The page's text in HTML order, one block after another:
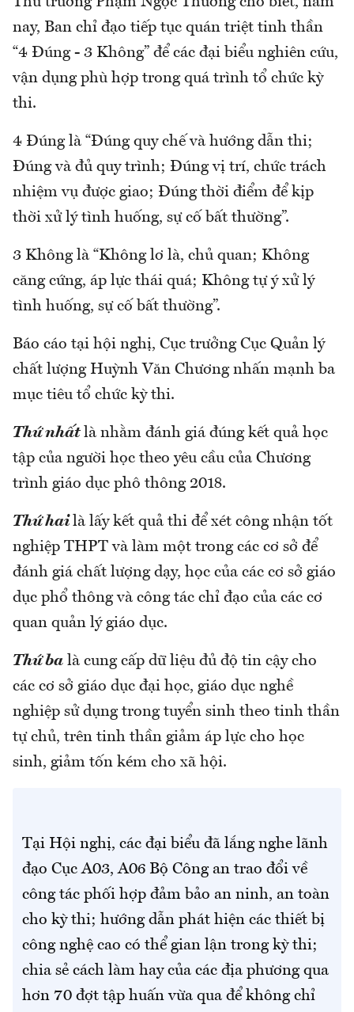
nay, Ban chỉ đạo tiếp tục quán triệt tinh thần
“4 Đúng - 3 Không” để các đại biểu nghiên cứu,
vận dụng phù hợp trong quá trình tổ chức kỳ
thi.
4 Đúng là “Đúng quy chế và hướng dẫn thi;
Đúng và đủ quy trình; Đúng vị trí, chức trách
nhiệm vụ được giao; Đúng thời điểm để kịp
thời xử lý tình huống, sự cố bất thường”.
3 Không là “Không lơ là, chủ quan; Không
căng cứng, áp lực thái quá; Không tự ý xử lý
tình huống, sự cố bất thường”.
Báo cáo tại hội nghị, Cục trưởng Cục Quản lý
chất lượng Huỳnh Văn Chương nhấn mạnh ba
mục tiêu tổ chức kỳ thi.
Thứ nhấtlà nhằm đánh giá đúng kết quả học
tập của người học theo yêu cầu của Chương
trình giáo dục phô thông 2018.
Thứ hai là lấy kết quả thi để xét công nhận tốt
nghiệp THPT và làm một trong các cơ sở để
đánh giá chất lượng dạy, học của các cơ sở giáo
dục phổ thông và công tác chỉ đạo của các cơ
quan quản lý giáo dục.
Thứ ba là cung cấp dữ liệu đủ độ tin cậy cho
các cơ sở giáo dục đại học, giáo dục nghề
nghiệp sử dụng trong tuyển sinh theo tinh thần
tự chủ, trên tinh thần giảm áp lực cho học
sinh, giảm tốn kém cho xã hội.
Tại Hội nghị, các đại biểu đã lắng nghe lãnh
đạo Cục A03, A06 Bộ Công an trao đổi về
công tác phối hợp đảm bảo an ninh, an toàn
cho kỳ thi; hướng dẫn phát hiện các thiết bị
công nghệ cao có thể gian lận trong kỳ thi;
chia sẻ cách làm hay của các địa phương qua
hơn 70 đợt tập huấn vừa qua để không chỉ